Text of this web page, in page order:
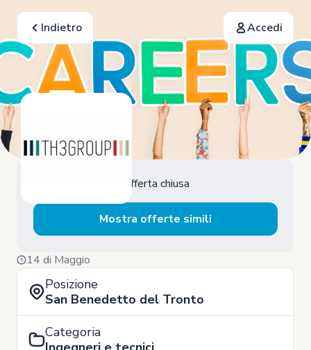
Indietro Accedi
Offerta chiusa
Mostra offerte simili
14 di Maggio
Posizione
San Benedetto del Tronto
Categoria